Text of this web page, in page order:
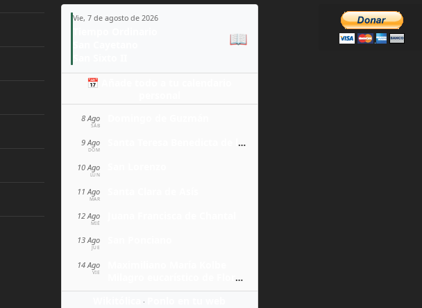
Vie, 7 de agosto de 2026
📖
📅 Añade todo a tu calendario
8 Ago
SÁB
9 Ago
DOM
Santa Teresa Benedicta de la Cruz
10 Ago
LUN
11 Ago
MAR
12 Ago
MIÉ
13 Ago
JUE
14 Ago
VIE Milagro eucarístico de Florencia
·